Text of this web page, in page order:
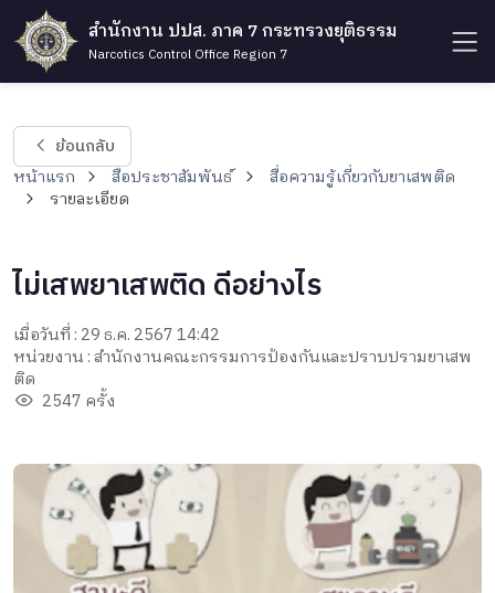
สำนักงาน ปปส. ภาค 7 กระทรวงยุติธรรม
Narcotics Control Office Region 7
ย้อนกลับ
หน้าแรก สื่อประชาสัมพันธ์
สื่อความรู้เกี่ยวกับยาเสพติด
รายละเอียด
ไม่เสพยาเสพติด ดีอย่างไร
เมื่อวันที่ : 29 ธ.ค. 2567 14:42
หน่วยงาน : สำนักงานคณะกรรมการป้องกันและปราบปรามยาเสพ
ติด
2547 ครั้ง